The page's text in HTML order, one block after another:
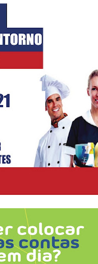
oferece 806 vagas
dinâmica dos postos
Lucas de
sanitário de Samambaia
sociais e cobrança por
em boca de lobo
de agressão em
atualizar vacinação de
sofrer mal súbito